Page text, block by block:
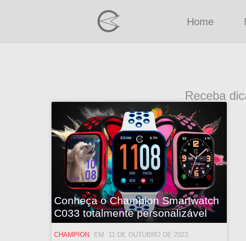
Home
Receba
Conheça o Champion Smartwatch
C033 totalmente personalizável
CHAMPION 11 DE OUTUBRO DE 2023